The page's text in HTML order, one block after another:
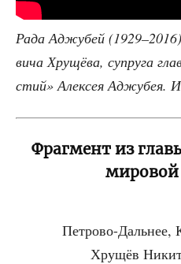
Рада Аджу­бей
ви­ча Хру­щё­ва, супру­га
стий» Алек­сея Аджу­бея.
Фрагмент из
Пет­ро­во-Даль­нее,
Хру­щёв